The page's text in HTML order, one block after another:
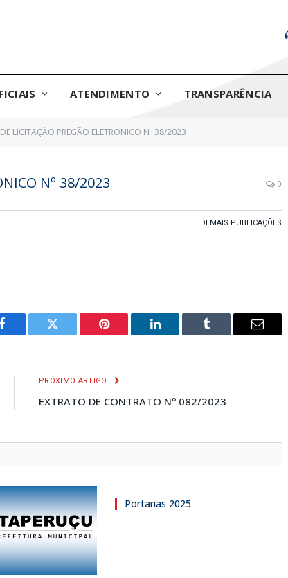
ATENDIMENTO TRANSPARÊNCIA
LICITAÇÃO PREGÃO ELETRONICO Nº 38/2023
Nº 38/2023 0
DEMAIS PUBLICAÇÕES
Facebook Twitter Pinterest LinkedIn Tumblr
E-
PRÓXIMO ARTIGO
EXTRATO DE CONTRATO Nº 082/2023
Portarias 2025